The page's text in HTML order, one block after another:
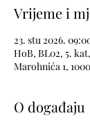
Vrijeme i
23. stu 2026.
HoB, BL02, 5.
Marohnića 1,
O događaju